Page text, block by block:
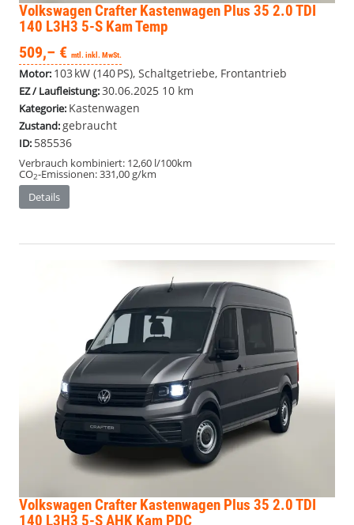
Volkswagen Crafter Kastenwagen Plus 35 2.0 TDI
140 L3H3 5-S Kam Temp
509,– € mtl. inkl. MwSt.
Motor: 103 kW (140 PS), Schaltgetriebe, Frontantrieb
EZ / Laufleistung:30.06.2025 10 km
Kategorie: Kastenwagen
Zustand: gebraucht
ID: 585536
Verbrauch kombiniert: 12,60 l/100km
CO2-Emissionen:331,00 g/km
Details
Volkswagen Crafter Kastenwagen Plus 35 2.0 TDI
140 L3H3 5-S AHK Kam PDC